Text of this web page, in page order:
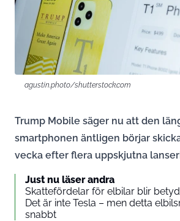
agustin.photo/shutterstock.com
Trump Mobile säger nu att den
smartphonen äntligen börjar
vecka efter flera uppskjutna
Just nu läser andra
Skattefördelar för elbilar blir
Det är inte Tesla – men detta
snabbt